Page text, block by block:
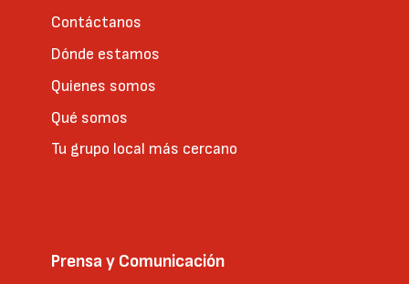
Contáctanos
Dónde estamos
Quienes somos
Qué somos
Tu grupo local más cercano
Prensa y Comunicación